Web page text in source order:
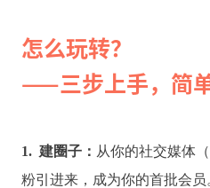
怎么玩转？
——三步上手，简
1. 建圈子： 从你的社交媒体
粉引进来，成为你的首批会员